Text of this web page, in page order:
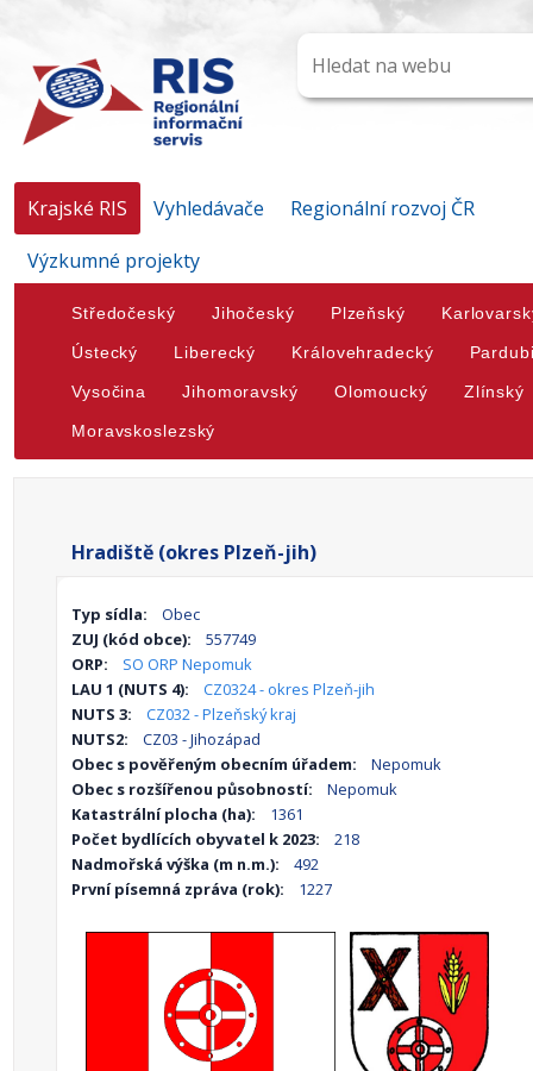
Krajské RIS Vyhledávače
Regionální rozvoj ČR
Výzkumné projekty
Středočeský Jihočeský Plzeňský
Ústecký Liberecký Královehradecký
Vysočina Jihomoravský Olomoucký Zlínský
Moravskoslezský
Hradiště (okres Plzeň-jih)
Typ sídla:
Obec
ZUJ (kód obce):
557749
ORP:
SO ORP Nepomuk
LAU 1 (NUTS 4):
CZ0324 - okres Plzeň-jih
NUTS 3:
CZ032 - Plzeňský kraj
NUTS2:
CZ03 - Jihozápad
Obec s pověřeným obecním úřadem:
Nepomuk
Obec s rozšířenou působností:
Nepomuk
Katastrální plocha (ha):
1361
Počet bydlících obyvatel k 2023:
218
Nadmořská výška (m n.m.):
492
První písemná zpráva (rok):
1227